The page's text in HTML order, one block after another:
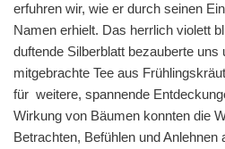
erfuhren wir, wie er durch seinen
Namen erhielt. Das herrlich violett
duftende Silberblatt bezauberte
mitgebrachte Tee aus
für weitere, spannende
Wirkung von Bäumen konnten die
Betrachten, Befühlen und Anlehnen